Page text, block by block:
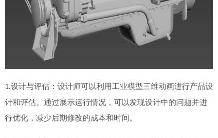
1.设计与评估：设计师可以利用工业模型三维动画进行产品设
计和评估。通过展示运行情况，可以发现设计中的问题并进
行优化，减少后期修改的成本和时间。